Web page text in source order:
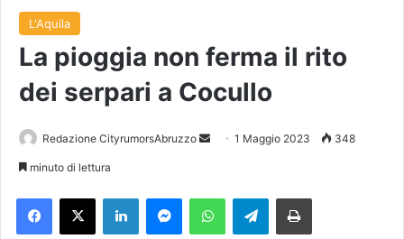
L'Aquila
La pioggia non ferma il rito
dei serpari a Cocullo
Redazione CityrumorsAbruzzo
a
1 Maggio 2023 348
minuto di lettura
Telegram